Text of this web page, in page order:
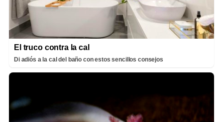
El truco contra la cal
Di adiós a la cal del baño con estos sencillos consejos